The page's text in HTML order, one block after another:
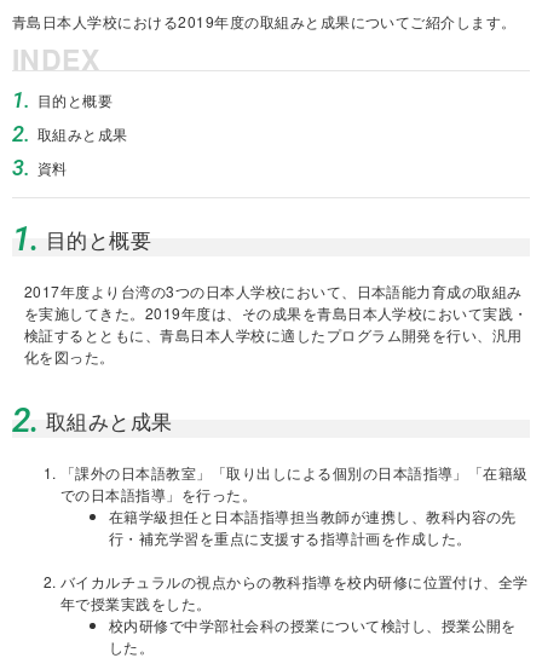
青島日本人学校における2019年度の取組みと成果についてご紹介します。
INDEX
1. 目的と概要
2. 取組みと成果
3. 資料
1. 目的と概要
2017年度より台湾の3つの日本人学校において、日本語能力育成の取組み
を実施してきた。2019年度は、その成果を青島日本人学校において実践・
検証するとともに、青島日本人学校に適したプログラム開発を行い、汎用
化を図った。
2. 取組みと成果
「課外の日本語教室」「取り出しによる個別の日本語指導」「在籍級
での日本語指導」を行った。
在籍学級担任と日本語指導担当教師が連携し、教科内容の先
行・補充学習を重点に支援する指導計画を作成した。
バイカルチュラルの視点からの教科指導を校内研修に位置付け、全学
年で授業実践をした。
校内研修で中学部社会科の授業について検討し、授業公開を
した。